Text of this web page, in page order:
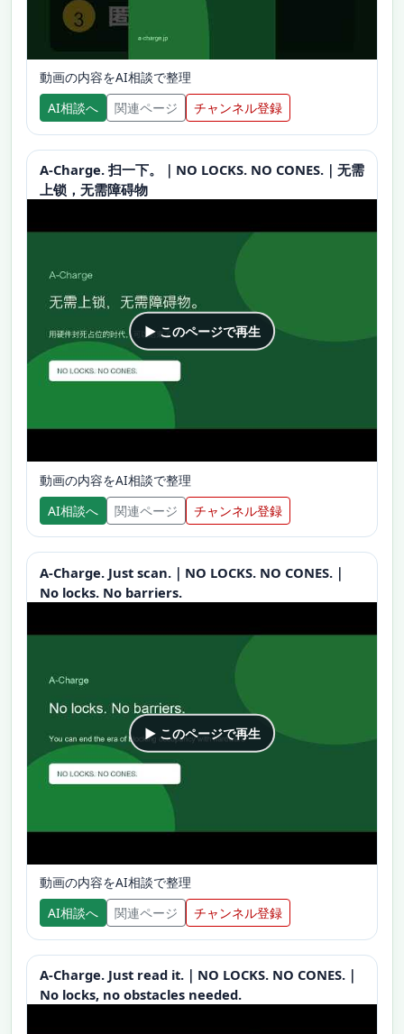
動画の内容をAI相談で整理
AI相談へ
関連ページ チャンネル登録
A-Charge. 扫一下。｜NO LOCKS. NO CONES.｜无需
上锁，无需障碍物
▶ このページで再生
動画の内容をAI相談で整理
AI相談へ
関連ページ チャンネル登録
A-Charge. Just scan.｜NO LOCKS. NO CONES.｜
No locks. No barriers.
▶ このページで再生
動画の内容をAI相談で整理
AI相談へ
関連ページ チャンネル登録
A-Charge. Just read it.｜NO LOCKS. NO CONES.｜
No locks, no obstacles needed.